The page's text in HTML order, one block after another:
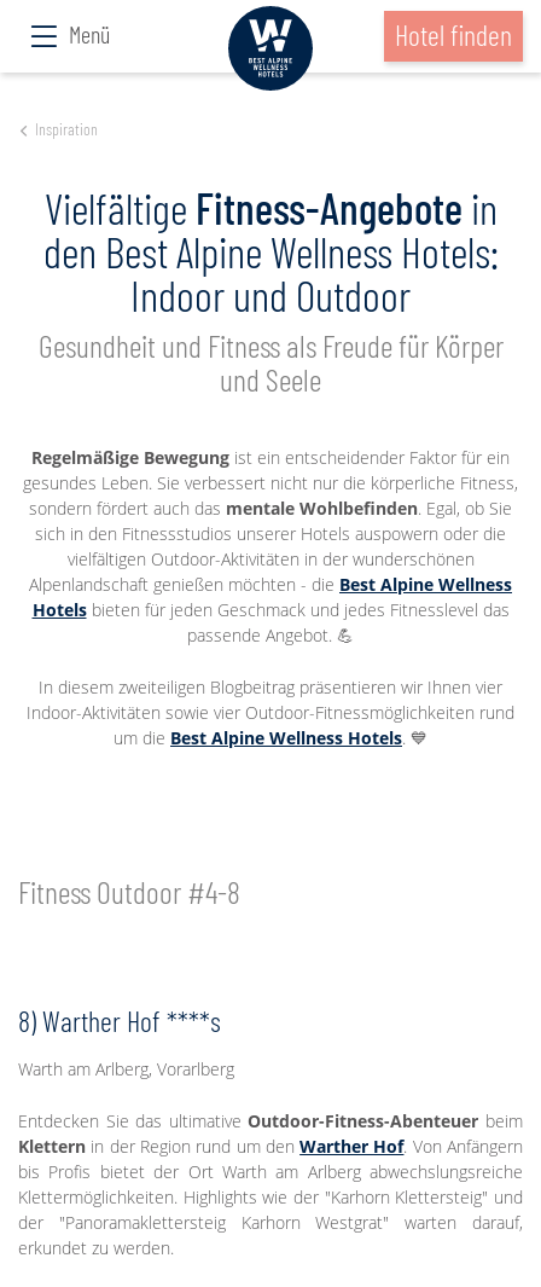
Menü Hotel finden
Inspiration
Vielfältige Fitness-Angebote in
den Best Alpine Wellness Hotels:
Indoor und Outdoor
Gesundheit und Fitness als Freude für Körper
und Seele
Regelmäßige Bewegung ist ein entscheidender Faktor für ein
gesundes Leben. Sie verbessert nicht nur die körperliche Fitness,
sondern fördert auch das mentale Wohlbefinden. Egal, ob Sie
sich in den Fitnessstudios unserer Hotels auspowern oder die
vielfältigen Outdoor-Aktivitäten in der wunderschönen
Alpenlandschaft genießen möchten - die Best Alpine Wellness
Hotelsbieten für jeden Geschmack und jedes Fitnesslevel das
passende Angebot. ​💪
In diesem zweiteiligen Blogbeitrag präsentieren wir Ihnen vier
Indoor-Aktivitäten sowie vier Outdoor-Fitnessmöglichkeiten rund
um die Best Alpine Wellness Hotels. 💙
Fitness Outdoor #4-8
8) Warther Hof ****s
Warth am Arlberg, Vorarlberg
Entdecken Sie das ultimativeOutdoor-Fitness-Abenteuer beim
Klettern in der Region rund um denWarther Hof. Von Anfängern
bis Profis bietet der Ort Warth am Arlberg abwechslungsreiche
Klettermöglichkeiten. Highlights wie der "Karhorn Klettersteig" und
der "Panoramaklettersteig Karhorn Westgrat" warten darauf,
erkundet zu werden.